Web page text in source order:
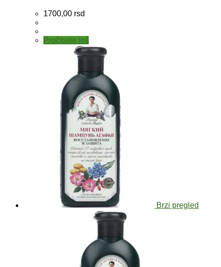
1700,00 rsd
Pročitajte još
Brzi pregled